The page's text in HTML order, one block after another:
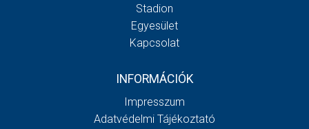
Stadion
Egyesület
Kapcsolat
INFORMÁCIÓK
Impresszum
Adatvédelmi Tájékoztató